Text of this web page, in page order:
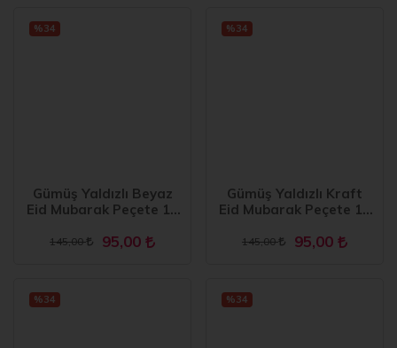
Gümüş Yaldızlı Beyaz
Eid Mubarak Peçete 16
145,00 95,00
%34
Gümüş Yaldızlı Kraft
Eid Mubarak Peçete 16
145,00 95,00
%34
%34 %34